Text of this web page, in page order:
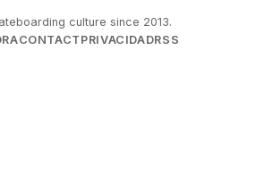
culture since 2013.
CONTACT PRIVACIDADRSS